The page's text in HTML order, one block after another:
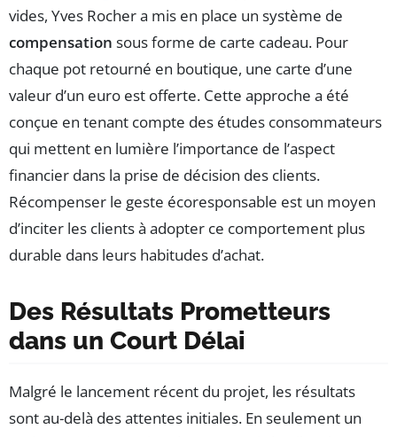
vides, Yves Rocher a mis en place un système de
compensation sous forme de carte cadeau. Pour
chaque pot retourné en boutique, une carte d’une
valeur d’un euro est offerte. Cette approche a été
conçue en tenant compte des études consommateurs
qui mettent en lumière l’importance de l’aspect
financier dans la prise de décision des clients.
Récompenser le geste écoresponsable est un moyen
d’inciter les clients à adopter ce comportement plus
durable dans leurs habitudes d’achat.
Des Résultats Prometteurs
dans un Court Délai
Malgré le lancement récent du projet, les résultats
sont au-delà des attentes initiales. En seulement un